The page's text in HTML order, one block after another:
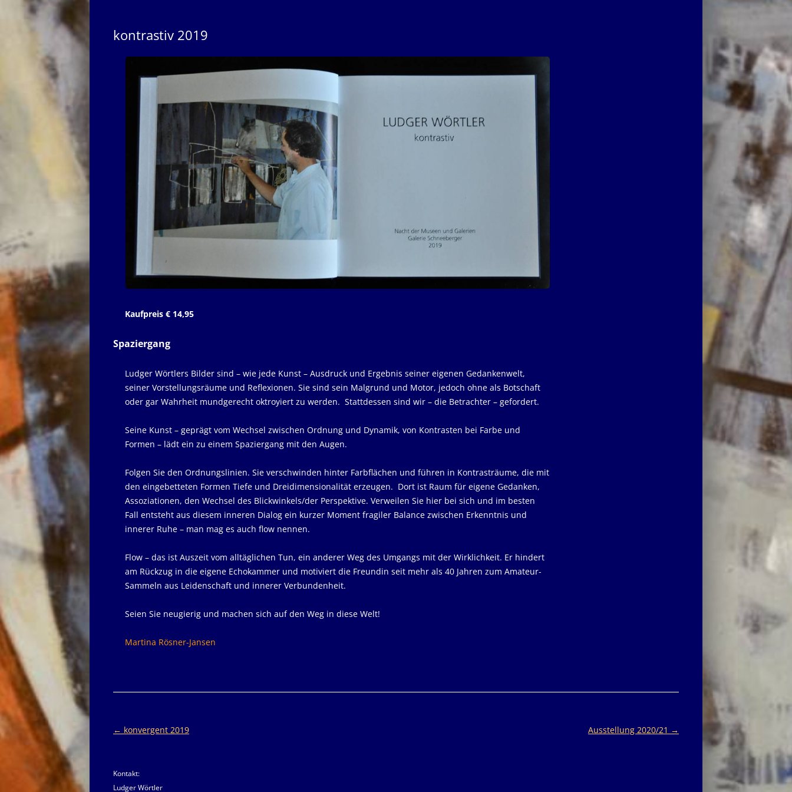
kontrastiv 2019
Kaufpreis € 14,95
Spaziergang
Ludger Wörtlers Bilder sind – wie jede Kunst – Ausdruck und Ergebnis seiner eigenen Gedankenwelt,
seiner Vorstellungsräume und Reflexionen. Sie sind sein Malgrund und Motor, jedoch ohne als Botschaft
oder gar Wahrheit mundgerecht oktroyiert zu werden. Stattdessen sind wir – die Betrachter – gefordert.
Seine Kunst – geprägt vom Wechsel zwischen Ordnung und Dynamik, von Kontrasten bei Farbe und
Formen – lädt ein zu einem Spaziergang mit den Augen.
Folgen Sie den Ordnungslinien. Sie verschwinden hinter Farbflächen und führen in Kontrasträume, die mit
den eingebetteten Formen Tiefe und Dreidimensionalität erzeugen. Dort ist Raum für eigene Gedanken,
Assoziationen, den Wechsel des Blickwinkels/der Perspektive. Verweilen Sie hier bei sich und im besten
Fall entsteht aus diesem inneren Dialog ein kurzer Moment fragiler Balance zwischen Erkenntnis und
innerer Ruhe – man mag es auch flow nennen.
Flow – das ist Auszeit vom alltäglichen Tun, ein anderer Weg des Umgangs mit der Wirklichkeit. Er hindert
am Rückzug in die eigene Echokammer und motiviert die Freundin seit mehr als 40 Jahren zum Amateur-
Sammeln aus Leidenschaft und innerer Verbundenheit.
Seien Sie neugierig und machen sich auf den Weg in diese Welt!
Martina Rösner-Jansen
Beitragsnavigation
← konvergent 2019 Ausstellung 2020/21 →
Kontakt:
Ludger Wörtler